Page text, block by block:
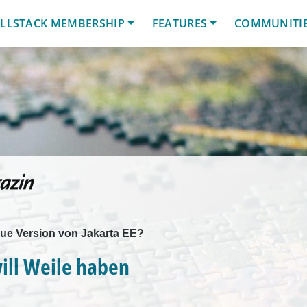
MEMBERSHIP FEATURES
Version von Jakarta EE?
Weile haben